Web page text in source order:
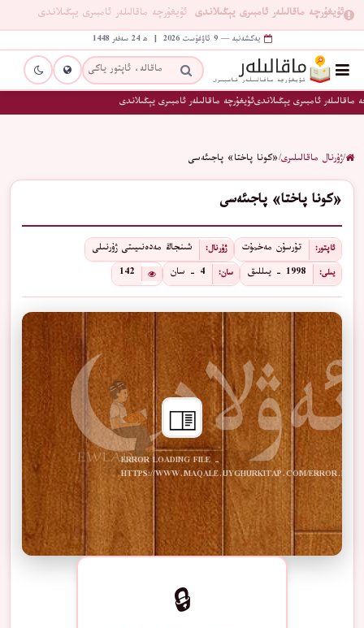
ئۇيغۇرچە ماقالىلەر ئامبىرى يېڭىلاندى ئۇيغۇرچە ماقالىلەر ئامبىرى يېڭىلاندى
يەكشەنبە — 9 ئاۋغۇست 2026 | ھ 24 سەفەر 1448
ماقالىلەر ئامبىرى يېڭىلاندىئۇيغۇرچە ماقالىلەر ئامبىرى يېڭىلاندى
/ژۇرنال ماقالىلىرى/«كونا پاختا» پاجىئەسى
«كونا پاختا» پاجىئەسى
ئاپتور: تۇرسۇن مەخمۇت ژۇرنال: شىنجاڭ مەدەنىيىتى ژۇرنىلى
يىلى: 1998 - يىللىق سان: 4 - سان 142
ERROR LOADING FILE -
HTTPS://WWW.MAQALE.UYGHURKITAP.COM/ERROR.PDF
🔒